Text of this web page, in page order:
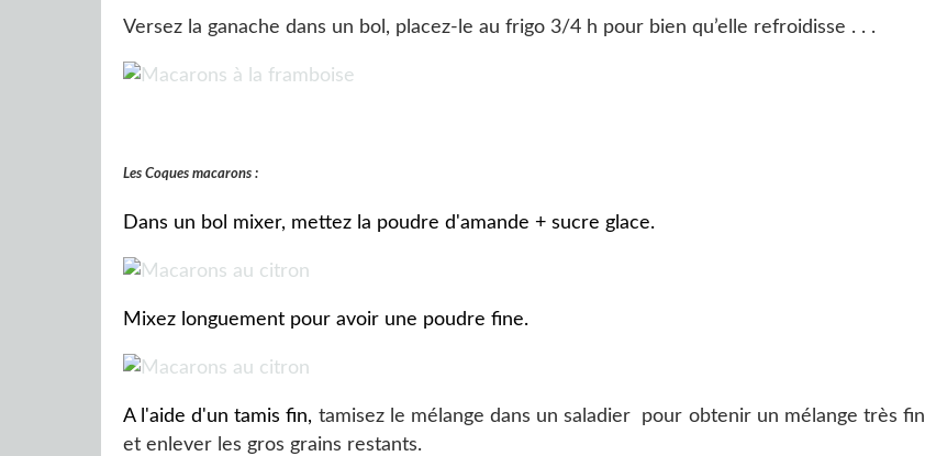
Versez la ganache dans un bol, placez-le au frigo 3/4 h pour bien qu’elle refroidisse . . .
Les Coques macarons :
Dans un bol mixer, mettez la poudre d'amande + sucre glace.
Mixez longuement pour avoir une poudre fine.
A l'aide d'un tamis fin, tamisez le mélange dans un saladier pour obtenir un mélange très fin
et enlever les gros grains restants.